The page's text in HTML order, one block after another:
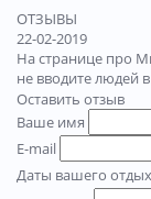
ОТЗЫВЫ
22-02-2019
На странице про
не вводите людей
Оставить отзыв
Ваше имя
E-mail
Даты вашего